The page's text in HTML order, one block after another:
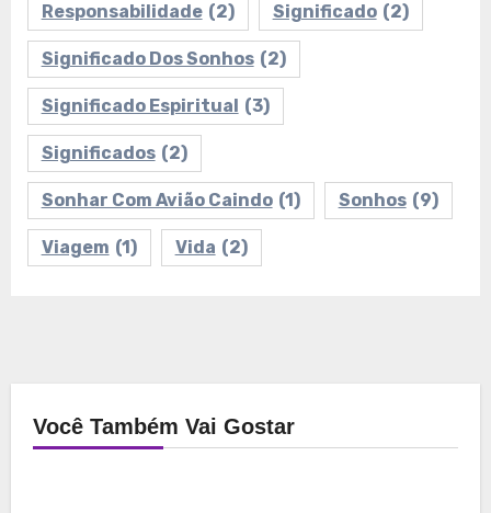
Responsabilidade (2) Significado (2)
Significado Dos Sonhos (2)
Significado Espiritual (3)
Significados (2)
Sonhar Com Avião Caindo (1) Sonhos (9)
Viagem (1) Vida (2)
Você Também Vai Gostar